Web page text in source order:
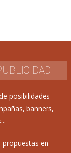
posibilidades
banners,
propuestas en